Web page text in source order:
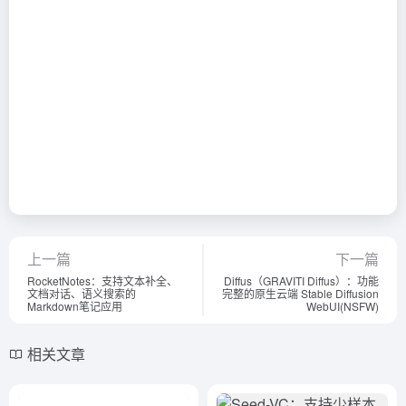
上一篇
RocketNotes：支持文本补全、
文档对话、语义搜索的
Markdown笔记应用
下一篇
Diffus（GRAVITI Diffus）：功能
完整的原生云端 Stable Diffusion
WebUI(NSFW)
相关文章